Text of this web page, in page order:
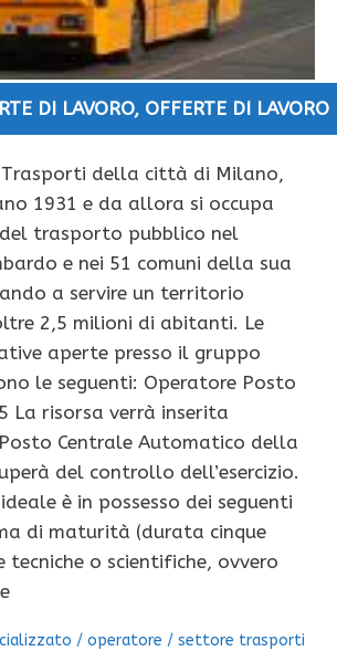
DI LAVORO, OFFERTE DI
Trasporti della città di Milano,
1931 e da allora si occupa
trasporto pubblico nel
e nei 51 comuni della sua
a servire un territorio
2,5 milioni di abitanti. Le
aperte presso il gruppo
le seguenti: Operatore Posto
La risorsa verrà inserita
Centrale Automatico della
del controllo dell’esercizio.
è in possesso dei seguenti
di maturità (durata cinque
tecniche o scientifiche, ovvero
/ operatore / settore trasporti